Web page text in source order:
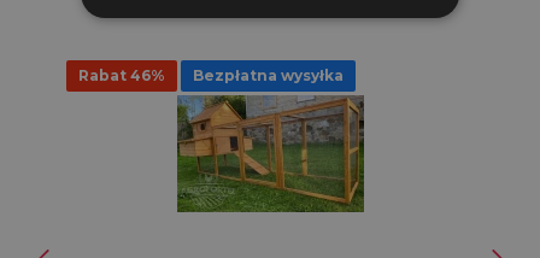
Rabat 46% Bezpłatna wysyłka